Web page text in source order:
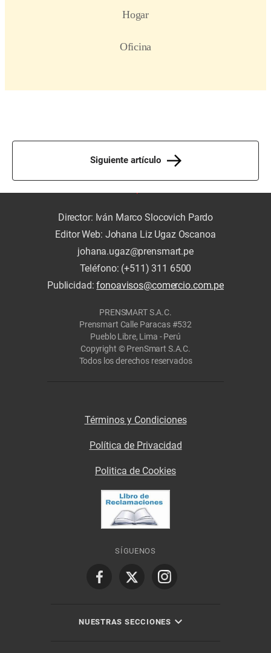
Siguiente artículo
Director: Iván Marco Slocovich Pardo
Editor Web: Johana Liz Ugaz Oscanoa
johana.ugaz@prensmart.pe
Teléfono: (+511) 311 6500
Publicidad:fonoavisos@comercio.com.pe
PRENSMART S.A.C.
Prensmart Calle Paracas #532
Pueblo Libre, Lima - Perú
Copyright © PrenSmart S.A.C.
Todos los derechos reservados
Términos y Condiciones
Política de Privacidad
Politica de Cookies
SÍGUENOS
NUESTRAS SECCIONES